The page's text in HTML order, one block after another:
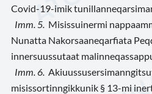
Covid-19-imik
Imm. 5. Misissuinermi
Nunatta Nakorsaaneqarfiata
innersuussutaat
Imm. 6.
misissortinngikkunik § 13-mi